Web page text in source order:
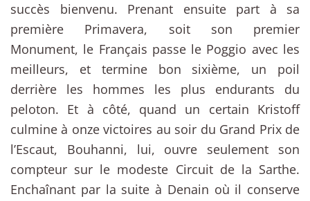
succès bienvenu. Prenant ensuite part à sa
première Primavera, soit son premier
Monument, le Français passe le Poggio avec les
meilleurs, et termine bon sixième, un poil
derrière les hommes les plus endurants du
peloton. Et à côté, quand un certain Kristoff
culmine à onze victoires au soir du Grand Prix de
l’Escaut, Bouhanni, lui, ouvre seulement son
compteur sur le modeste Circuit de la Sarthe.
Enchaînant par la suite à Denain où il conserve